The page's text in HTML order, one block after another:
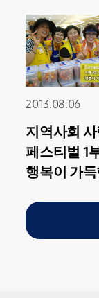
2013.08.06
지역사회
페스티벌 1
행복이 가
담그기